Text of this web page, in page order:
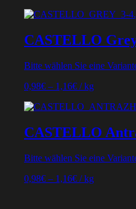
CASTELLO
Bitte wählen Sie eine
0,98€ – 1,16€ /kg
CASTELLO
Bitte wählen Sie eine
0,98€ – 1,16€ /kg